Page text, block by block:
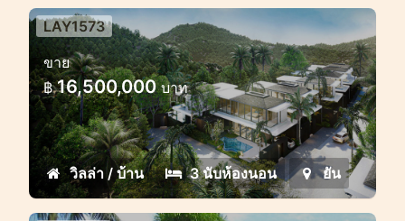
ลายันวิลล่า 3-4 ห้องนอน โครงการ
ใหม่!
โครงการวิลล่าที่สวยงามล้อมรอบด้วยป่า
LAY1573
ขาย
฿ 16,500,000บาท
วิลล่า / บ้าน 3 นับห้องนอน ยัน